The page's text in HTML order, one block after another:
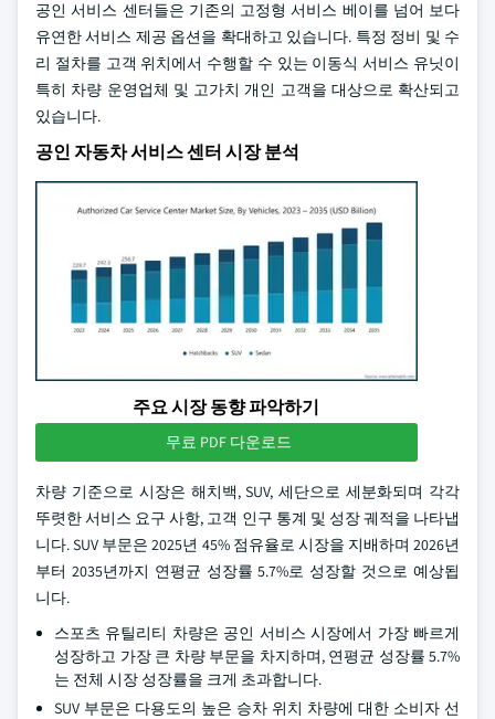
공인 서비스 센터들은 기존의 고정형 서비스 베이를 넘어 보다
유연한 서비스 제공 옵션을 확대하고 있습니다. 특정 정비 및 수
리 절차를 고객 위치에서 수행할 수 있는 이동식 서비스 유닛이
특히 차량 운영업체 및 고가치 개인 고객을 대상으로 확산되고
있습니다.
공인 자동차 서비스 센터 시장 분석
주요 시장 동향 파악하기
무료 PDF 다운로드
차량 기준으로 시장은 해치백, SUV, 세단으로 세분화되며 각각
뚜렷한 서비스 요구 사항, 고객 인구 통계 및 성장 궤적을 나타냅
니다. SUV 부문은 2025년 45% 점유율로 시장을 지배하며 2026년
부터 2035년까지 연평균 성장률 5.7%로 성장할 것으로 예상됩
니다.
스포츠 유틸리티 차량은 공인 서비스 시장에서 가장 빠르게
성장하고 가장 큰 차량 부문을 차지하며, 연평균 성장률 5.7%
는 전체 시장 성장률을 크게 초과합니다.
SUV 부문은 다용도의 높은 승차 위치 차량에 대한 소비자 선